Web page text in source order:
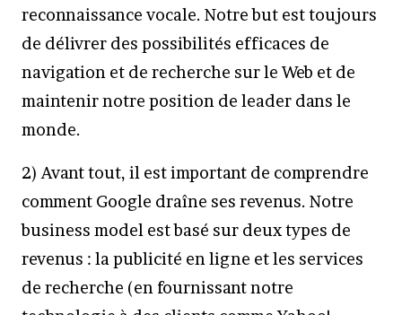
reconnaissance vocale. Notre but est toujours
de délivrer des possibilités efficaces de
navigation et de recherche sur le Web et de
maintenir notre position de leader dans le
monde.
2) Avant tout, il est important de comprendre
comment Google draîne ses revenus. Notre
business model est basé sur deux types de
revenus : la publicité en ligne et les services
de recherche (en fournissant notre